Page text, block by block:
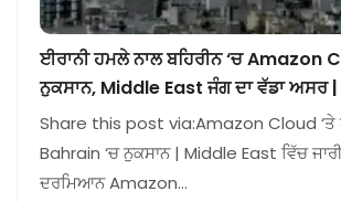
ਈਰਾਨੀ ਹਮਲੇ ਨਾਲ ਬਹਿਰੀਨ ‘ਚ Amazon
ਨੁਕਸਾਨ, Middle East ਜੰਗ ਦਾ ਵੱਡਾ ਅਸਰ |
Share this post via:Amazon Cloud ‘ਤੇ
Bahrain ‘ਚ ਨੁਕਸਾਨ | Middle East ਵਿੱਚ
ਦਰਮਿਆਨ Amazon…